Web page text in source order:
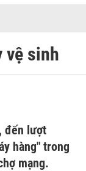
vệ sinh
đến lượt
hàng" trong
mạng.